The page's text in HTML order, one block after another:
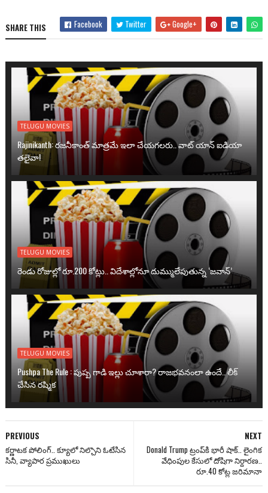
SHARE THIS Facebook Twitter Google+
TELUGU MOVIES
Rajinikanth: రజనీకాంత్ మాత్రమే ఇలా చేయగలరు.. వాట్ యాన్ ఐడియా
తలైవా!
TELUGU MOVIES
రెండు రోజుల్లో రూ.200 కోట్లు.. విదేశాల్లోనూ దుమ్ములేపుతున్న ‘జవాన్’
TELUGU MOVIES
Pushpa The Rule : పుష్ప గాడి ఇల్లు చూశారా? రాజభవనంలా ఉందే.. లీక్
చేసిన రష్మిక
NEXT
Donald Trump ట్రంప్‌కి భారీ షాక్.. లైంగిక
వేధింపుల కేసులో దోషిగా నిర్దారణ..
రూ.40 కోట్ల జరిమానా
PREVIOUS
కర్ణాటక పోలింగ్.. క్యూలో నిల్చొని ఓటేసిన
సినీ, వ్యాపార ప్రముఖులు